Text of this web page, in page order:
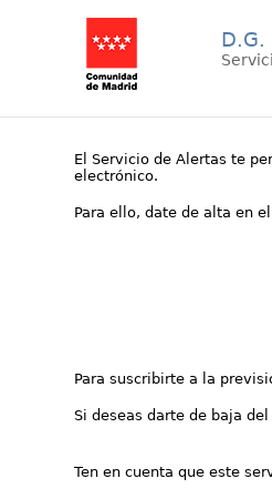
El Servicio de Alertas te
electrónico.
Para ello, date de alta en
Para suscribirte a la
Si deseas darte de baja
Ten en cuenta que este